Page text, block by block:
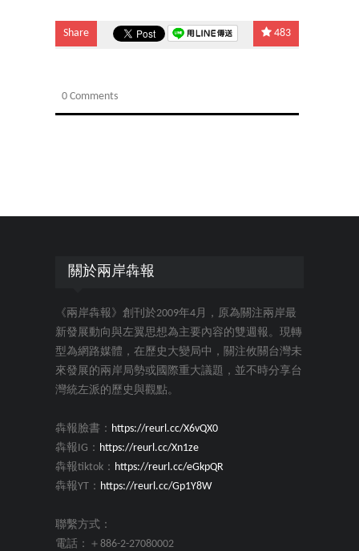
Share 483
0 Comments
關於兩岸犇報
《兩岸犇報》創刊於2009年4月，原為關注兩岸最
新發展動向與左翼思想為主要內容的雙週報。現轉
型為網路媒體，在歷史大變局中，關注攸關台灣未
來發展的兩岸局勢或國際重大議題，並不時分享台
灣統左派的歷史與觀點。
犇報臉書： https://reurl.cc/X6vQX0
犇報IG： https://reurl.cc/Xn1ze
犇報tiktok： https://reurl.cc/eGkpQR
犇報YT： https://reurl.cc/Gp1Y8W
聯繫方式：
電話：＋886-2-27080002